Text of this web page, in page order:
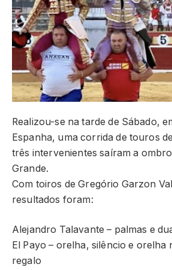
Realizou-se na tarde de Sábado,
Espanha, uma corrida de touros
três intervenientes saíram a
Grande.
Com toiros de Gregório Garzon
resultados foram:
Alejandro Talavante – palmas e
El Payo – orelha, silêncio e orelha
regalo